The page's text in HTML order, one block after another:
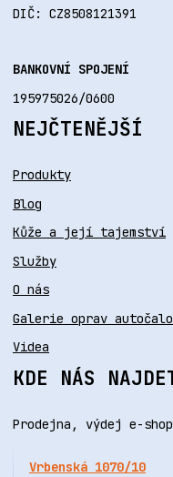
DIČ: CZ8508121391
BANKOVNÍ SPOJENÍ
195975026/0600
NEJČTENĚJŠÍ
Produkty
Blog
Kůže a její tajemství
Služby
O nás
Galerie oprav
Videa
KDE NÁS
Prodejna, výdej e-
Vrbenská 1070/10